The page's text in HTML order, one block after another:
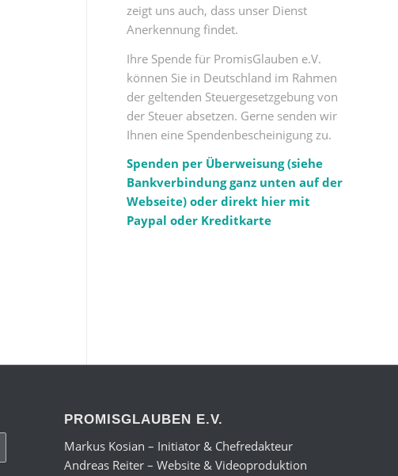
zeigt uns auch, dass unser Dienst
Anerkennung findet.
Ihre Spende für PromisGlauben e.V.
können Sie in Deutschland im Rahmen
der geltenden Steuergesetzgebung von
der Steuer absetzen. Gerne senden wir
Ihnen eine Spendenbescheinigung zu.
Spenden per Überweisung (siehe
Bankverbindung ganz unten auf der
Webseite) oder direkt hier mit
Paypal oder Kreditkarte
PROMISGLAUBEN E.V.
Markus Kosian – Initiator & Chefredakteur
Andreas Reiter – Website & Videoproduktion